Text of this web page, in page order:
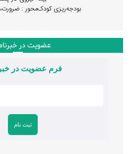
بودجه‌ریزی کودک‌محور : ضرورت،
عضویت در
فرم عضویت در